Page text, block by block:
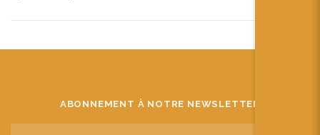
ABONNEMENT À NOTRE NEWSLETTER